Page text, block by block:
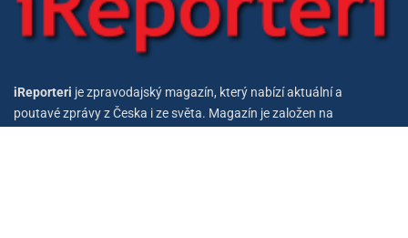
iReporteri je zpravodajský magazín, který nabízí aktuální a
poutavé zprávy z Česka i ze světa. Magazín je založen na